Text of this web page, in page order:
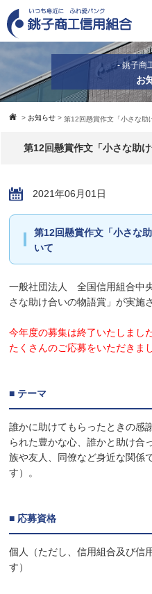
- 銚子商
お
> お知らせ >第12回懸賞作文「小さな助
第12回懸賞作文「小さな助
2021年06月01日
第12回懸賞作文「小さな
いて
一般社団法人 全国信用組合中
さな助け合いの物語賞」が実施
今年度の募集は終了いたしました
たくさんのご応募をいただきま
■ テーマ
誰かに助けてもらったときの感
られた豊かな心、誰かと助け合
族や友人、同僚など身近な関係
す）。
■ 応募資格
個人（ただし、信用組合及び信
す）